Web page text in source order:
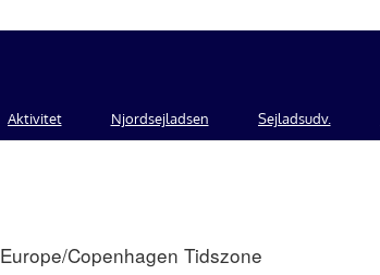
Aktivitet Njordsejladsen Sejladsudv.
Europe/Copenhagen Tidszone